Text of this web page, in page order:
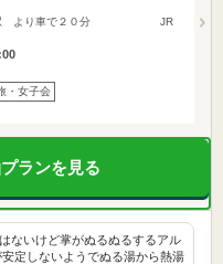
岡駅 より車で２０分 JR
・女子会
ランを見る
ないけど掌がぬるぬるするアル
定しないようでぬる湯から熱湯